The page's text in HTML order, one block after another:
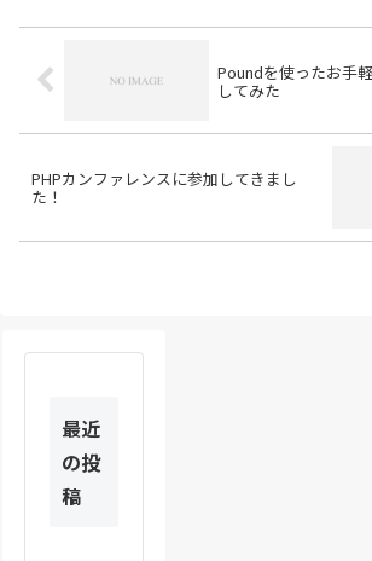
Poundを使ったお手
してみた
PHPカンファレンスに参加してきまし
た！
最近
の投
稿